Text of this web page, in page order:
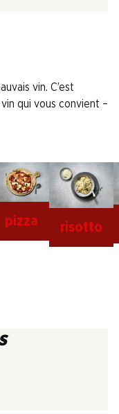
vin. C’est
qui vous convient –
pizza risotto